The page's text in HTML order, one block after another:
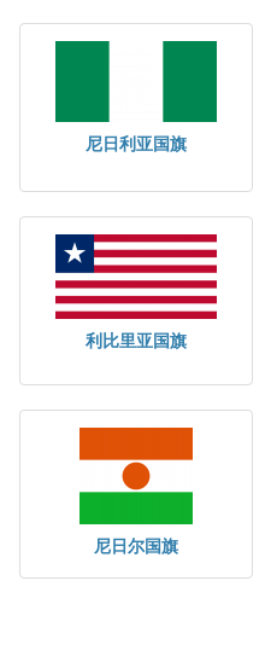
尼日利亚国旗
利比里亚国旗
尼日尔国旗